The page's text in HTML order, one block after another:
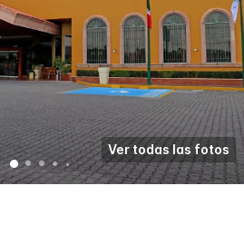
Ver todas las fotos